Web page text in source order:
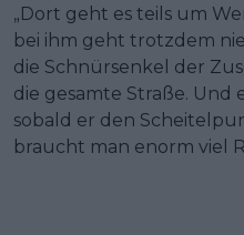
„Dort geht es teils um
bei ihm geht trotzdem
die Schnürsenkel der
die gesamte Straße. Und
sobald er den
braucht man enorm viel